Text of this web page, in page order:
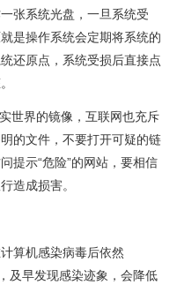
张系统光盘，一旦系统受
是操作系统会定期将系统的
还原点，系统受损后直接点
世界的镜像，互联网也充斥
的文件，不要打开可疑的链
提示“危险”的网站，要相信
造成损害。
算机感染病毒后依然
及早发现感染迹象，会降低